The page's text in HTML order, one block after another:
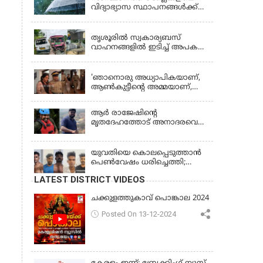
വിദ്യാഭ്യാസ സ്ഥാപനങ്ങൾക്ക്
തൃശൂരിൽ സ്വകാര്യബസ്
വാഹനങ്ങളില്‍ ഇടിച്ച് അപകടം:
'ഞാനൊരു അധ്യാപികയാണ്,
ആണ്‍കുട്ടീന്റെ അമ്മയാണ്‌,
കസ്റ്റഡിയിൽ വിട്ട് കോടതി,
ജാമ്യാപേക്ഷ തള്ളി
ആര്‍ രാജേഷിന്റെ
മൃതദേഹത്തോട് അനാദരവെന്ന്
ക്രമീകരണത്തില്‍ ഗുരുതര
വീഴ്ച; മൃതദേഹം ചാവക്കാട്
വരെ എത്തിച്ചത് ഫ്രീസര്‍
സംവിധാനം ഇല്ലാതെയെന്നും
ആരോപണം
യുവതിയെ കൊലപ്പെടുത്താൻ
പെൺവേഷം ധരിച്ചെത്തി;
LATEST DISTRICT VIDEOS
ചക്കുളത്തുകാവ് പൊങ്കാല 2024
Posted On 13-12-2024